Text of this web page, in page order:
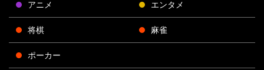
アニメ エンタメ
将棋 麻雀
ポーカー